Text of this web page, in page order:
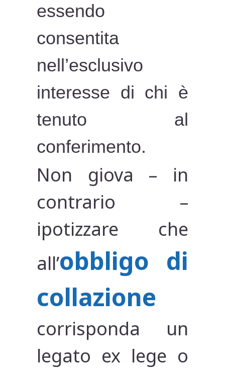
essendo
consentita
nell’esclusivo
interesse di chi è
tenuto al
conferimento.
Non giova – in
contrario –
ipotizzare che
all’obbligo di
collazione
corrisponda un
legato ex lege o